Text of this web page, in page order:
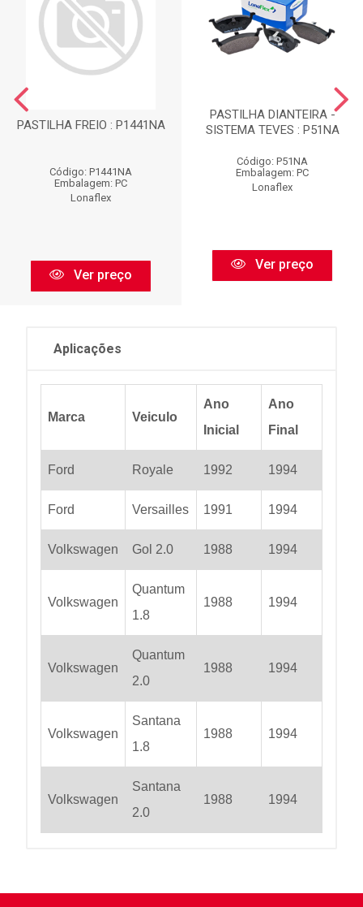
PASTILHA FREIO : P1441NA
Código: P1441NA
Embalagem: PC
Lonaflex
Ver preço
PASTILHA DIANTEIRA -
SISTEMA TEVES : P51NA
Código: P51NA
Embalagem: PC
Lonaflex
Ver preço
Aplicações
Marca Veiculo
Ano
Inicial
Ano
Final
Ford Royale 1992 1994
Ford Versailles 1991 1994
Volkswagen Gol 2.0 1988 1994
Volkswagen
Quantum
1.8
1988 1994
Volkswagen
Quantum
2.0
1988 1994
Volkswagen
Santana
1.8
1988 1994
Volkswagen
Santana
2.0
1988 1994